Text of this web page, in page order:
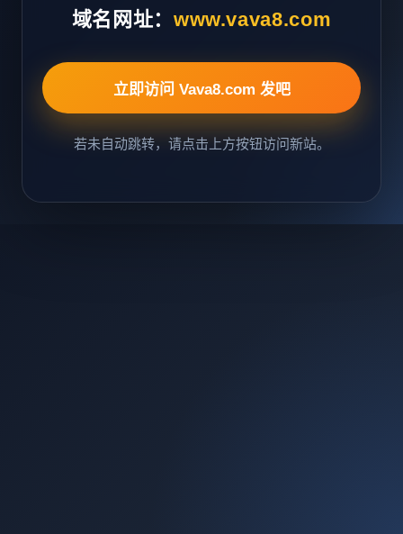
域名网址： www.vava8.com
立即访问 Vava8.com 发吧
若未自动跳转，请点击上方按钮访问新站。